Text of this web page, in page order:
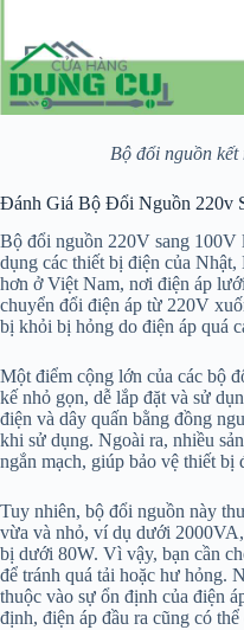
Bộ đổi nguồn
Đánh Giá Bộ Đổi Nguồn 220v
Bộ đổi nguồn 220V sang 100V
dụng các thiết bị điện của
hơn ở Việt Nam, nơi điện áp
chuyển đổi điện áp từ 220V
bị khỏi bị hỏng do điện áp quá
Một điểm cộng lớn của các bộ
kế nhỏ gọn, dễ lắp đặt và sử
điện và dây quấn bằng đồng
khi sử dụng. Ngoài ra, nhiều
ngắn mạch, giúp bảo vệ thiết bị
Tuy nhiên, bộ đổi nguồn này
vừa và nhỏ, ví dụ dưới
bị dưới 80W. Vì vậy, bạn cần
để tránh quá tải hoặc hư hỏng.
thuộc vào sự ổn định của điện
định, điện áp đầu ra cũng có thể